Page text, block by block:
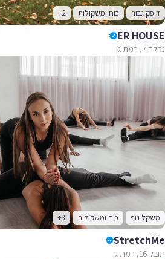
דופק גבוה כוח ומשקולות +2
ER HOUSE
נחלה 7, רמת גן
משקל גוף כוח ומשקולות +3
StretchMe
תובל 16, רמת גן